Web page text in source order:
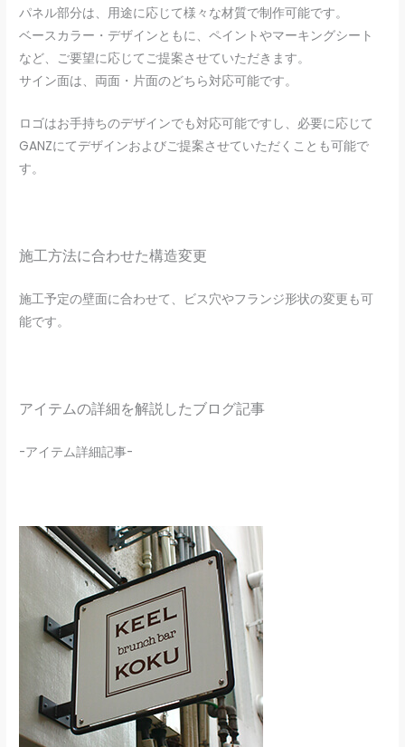
パネル部分は、用途に応じて様々な材質で制作可能です。
ベースカラー・デザインともに、ペイントやマーキングシート
など、ご要望に応じてご提案させていただきます。
サイン面は、両面・片面のどちら対応可能です。
ロゴはお手持ちのデザインでも対応可能ですし、必要に応じて
GANZにてデザインおよびご提案させていただくことも可能で
す。
施工方法に合わせた構造変更
施工予定の壁面に合わせて、ビス穴やフランジ形状の変更も可
能です。
アイテムの詳細を解説したブログ記事
-アイテム詳細記事-